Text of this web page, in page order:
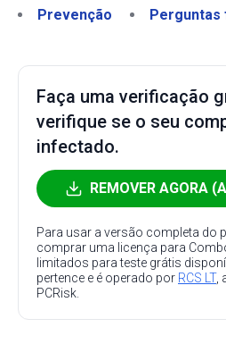
Prevenção
Perguntas
Faça uma verificação
verifique se o seu
infectado.
REMOVER AGORA
Para usar a versão completa do
comprar uma licença para
limitados para teste grátis
pertence e é operado por RCS LT,
PCRisk.